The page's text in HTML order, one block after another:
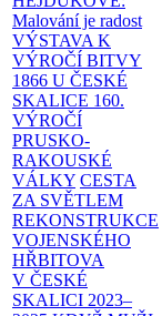
Malování je radost
VÝSTAVA K
VÝROČÍ BITVY
1866 U ČESKÉ
SKALICE 160.
VÝROČÍ
PRUSKO-
RAKOUSKÉ
VÁLKY CESTA
ZA SVĚTLEM
REKONSTRUKCE
VOJENSKÉHO
HŘBITOVA
V ČESKÉ
SKALICI 2023–